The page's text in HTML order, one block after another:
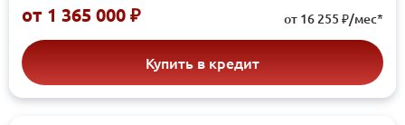
от 1 365 000 ₽ от 16 255 ₽/мес*
Купить в кредит